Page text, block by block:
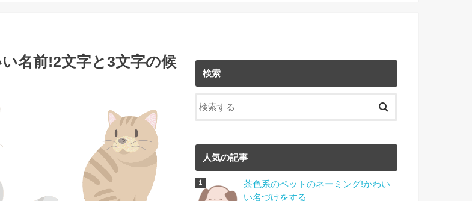
名前!2文字と3文字の候
検索
人気の記事
茶色系のペットのネーミング!かわい
い名づけをする